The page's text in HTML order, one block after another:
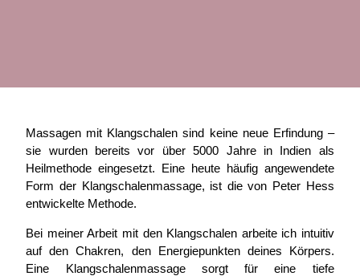
Massagen mit Klangschalen sind keine neue Erfindung –
sie wurden bereits vor über 5000 Jahre in Indien als
Heilmethode eingesetzt. Eine heute häufig angewendete
Form der Klangschalenmassage, ist die von Peter Hess
entwickelte Methode.
Bei meiner Arbeit mit den Klangschalen arbeite ich intuitiv
auf den Chakren, den Energiepunkten deines Körpers.
Eine Klangschalenmassage sorgt für eine tiefe